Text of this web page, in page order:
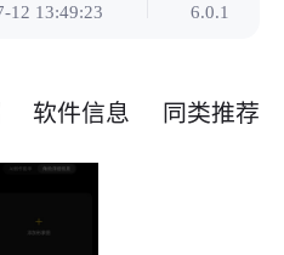
12 13:49:23
6.0.1
软件信息 同类推荐